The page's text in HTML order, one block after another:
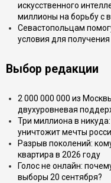
искусственного
миллионы на борьбу с
Севастопольцам
условия для
Выбор редакции
2 000 000 000 из
двухуровневая
Три миллиона в
уничтожит мечты
Разрыв поколений:
квартира в 2026 году
Голос не онлайн:
выборы 20 сентября?